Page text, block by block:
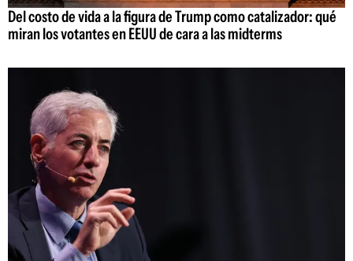
Del costo de vida a la figura de Trump como catalizador: qué
miran los votantes en EEUU de cara a las midterms